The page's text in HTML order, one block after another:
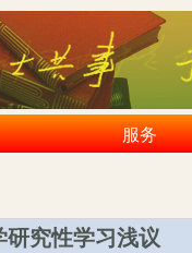
服务
究性学习浅议